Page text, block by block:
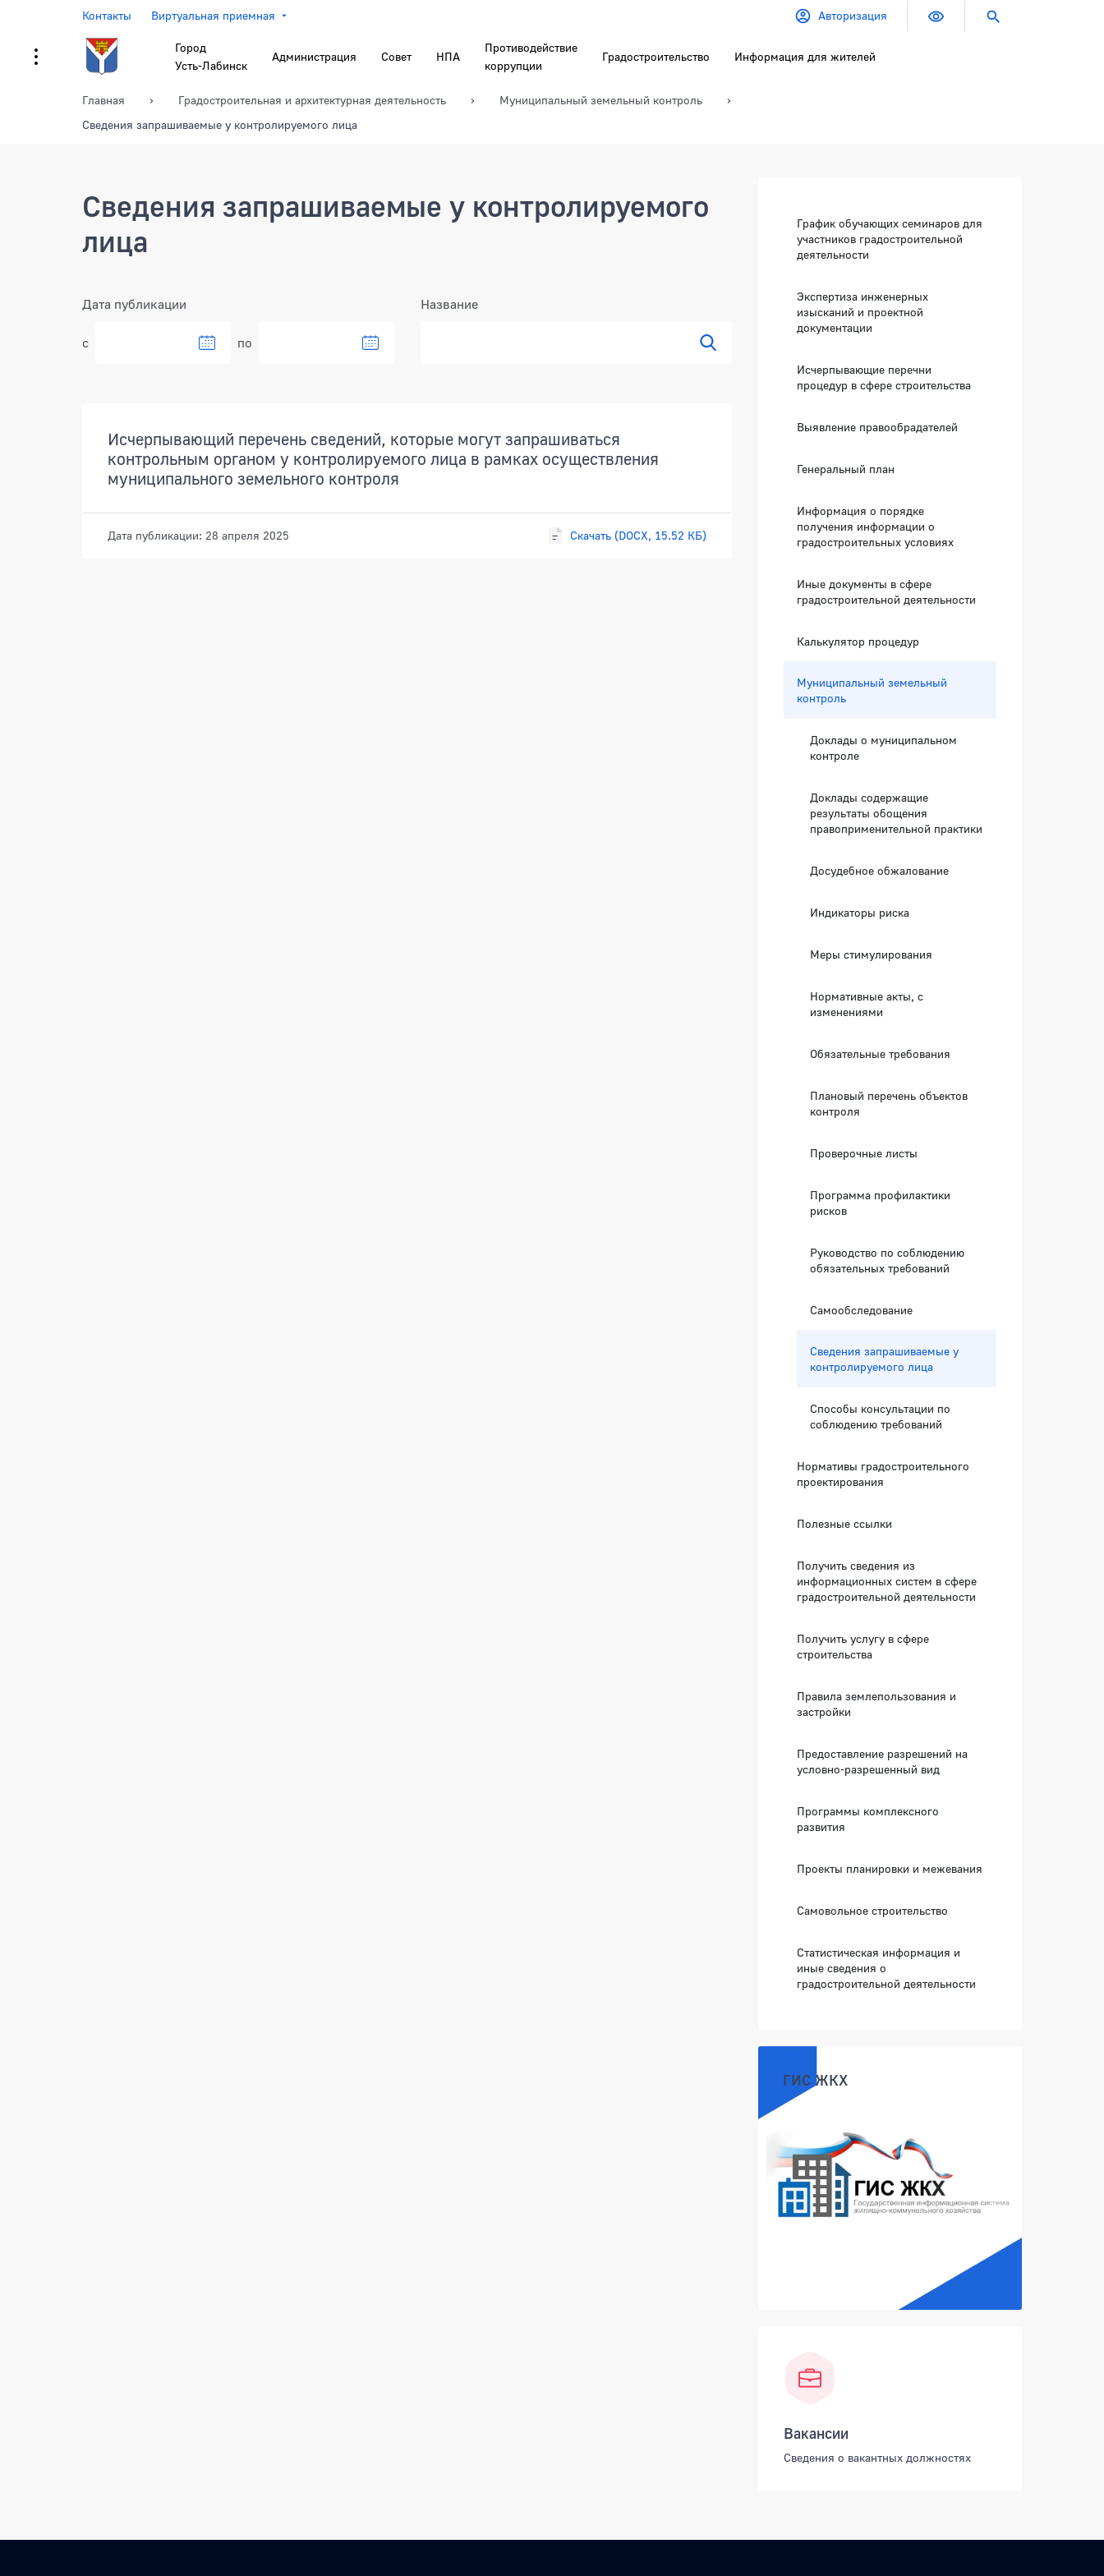
Контакты Виртуальная приемная Авторизация
Город
Усть-Лабинск
Администрация Совет НПА
Противодействие
коррупции
Градостроительство Информация для жителей
Главная Градостроительная и архитектурная деятельность
Муниципальный земельный контроль
Сведения запрашиваемые у контролируемого лица
Сведения запрашиваемые у контролируемого
лица
Фильтр
Дата публикации
с по
Название
Исчерпывающий перечень сведений, которые могут запрашиваться
контрольным органом у контролируемого лица в рамках осуществления
муниципального земельного контроля
Дата публикации: 28 апреля 2025 Скачать (DOCX, 15.52 КБ)
График обучающих семинаров для
участников градостроительной
деятельности
Экспертиза инженерных
изысканий и проектной
документации
Исчерпывающие перечни
процедур в сфере строительства
Выявление правообрадателей
Генеральный план
Информация о порядке
получения информации о
градостроительных условиях
Иные документы в сфере
градостроительной деятельности
Калькулятор процедур
Муниципальный земельный
контроль
Доклады о муниципальном
контроле
Доклады содержащие
результаты обощения
правоприменительной практики
Досудебное обжалование
Индикаторы риска
Меры стимулирования
Нормативные акты, с
изменениями
Обязательные требования
Плановый перечень объектов
контроля
Проверочные листы
Программа профилактики
рисков
Руководство по соблюдению
обязательных требований
Самообследование
Сведения запрашиваемые у
контролируемого лица
Способы консультации по
соблюдению требований
Нормативы градостроительного
проектирования
Полезные ссылки
Получить сведения из
информационных систем в сфере
градостроительной деятельности
Получить услугу в сфере
строительства
Правила землепользования и
застройки
Предоставление разрешений на
условно-разрешенный вид
Программы комплексного
развития
Проекты планировки и межевания
Самовольное строительство
Статистическая информация и
иные сведения о
градостроительной деятельности
ГИС ЖКХ
Вакансии
Сведения о вакантных должностях